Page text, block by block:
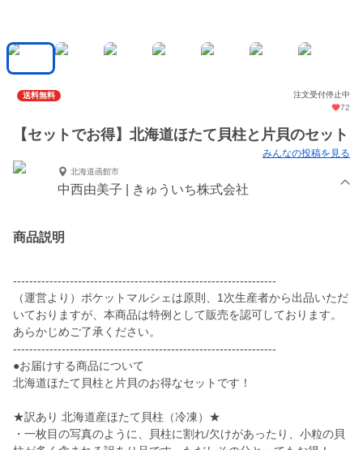
送料無料
注文受付停止中
72
【セットでお得】北海道ほたて貝柱と片貝のセット
みんなの投稿を見る
北海道函館市
中西由美子 | きゅういち株式会社
商品説明
-----------------------------------------------------------------
（運営より）ポケットマルシェは原則、1次生産者から出品いただ
いておりますが、本商品は特例として販売を認可しております。
あらかじめご了承ください。
-----------------------------------------------------------------
●お届けする商品について
北海道ほたて貝柱と片貝のお得なセットです！
★訳あり 北海道産ほたて貝柱（冷凍）★
・一枚目の写真のように、貝柱に割れ/欠けがあったり、小粒の貝